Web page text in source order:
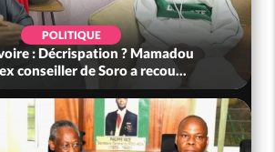
POLITIQUE
: Décrispation ? Mamadou
conseiller de Soro a recou...